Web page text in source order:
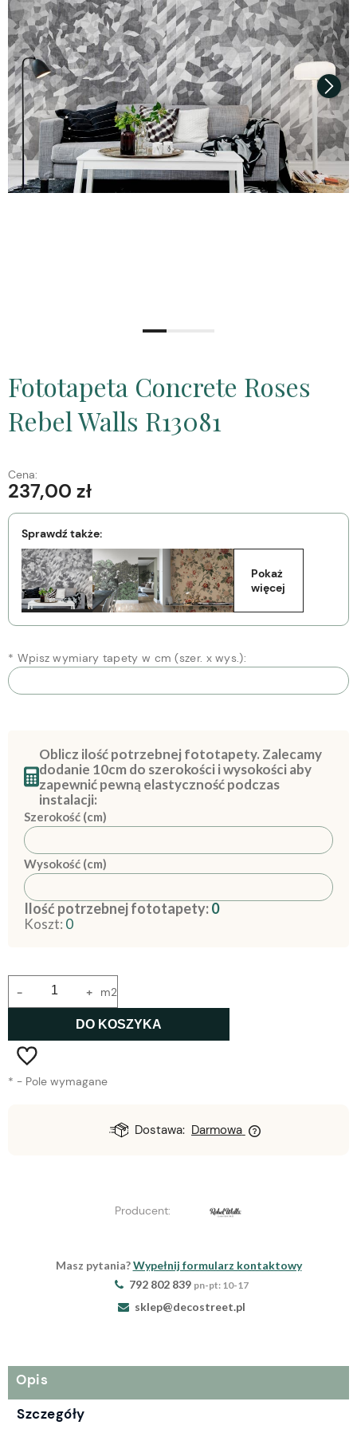
Fototapeta Concrete Roses
Rebel Walls R13081
Cena:
237,00 zł
Sprawdź także:
Pokaż
więcej
* Wpisz wymiary tapety w cm (szer. x wys.):
Oblicz ilość potrzebnej fototapety. Zalecamy
dodanie 10cm do szerokości i wysokości aby
zapewnić pewną elastyczność podczas
instalacji:
Szerokość (cm)
Wysokość (cm)
Ilość potrzebnej fototapety:0
Koszt: 0
+
- m2
DO KOSZYKA
* - Pole wymagane
Dostawa: Darmowa
Producent:
Masz pytania?Wypełnij formularz kontaktowy
792 802 839 pn-pt: 10-17
sklep@decostreet.pl
Opis
Szczegóły